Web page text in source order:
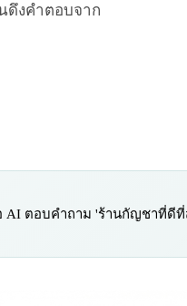
ดึงคำตอบจาก
ตอบคำถาม 'ร้านกัญชาที่ดี